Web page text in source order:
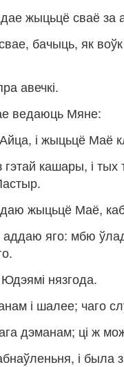
жыцьцё сваё за
бачыць, як воўк
авечкі.
ведаюць Мяне:
і жыцьцё Маё
гэтай кашары, і
жыцьцё Маё,
яго: мбю
нязгода.
і шалее; чаго
дэманам; ці ж
і была